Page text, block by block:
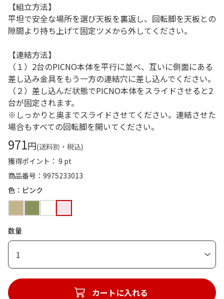
【組立方法】
平坦で安全な場所を選び天板を裏返し、回転脚を天板との
隙間より持ち上げて固定ツメから外してください。
【連結方法】
（１）2台のPICNO本体を平行に並べ、互いに側面にある
差し込み金具をもう一方の連結穴に差し込んでください。
（２）差し込んだ状態でPICNO本体をスライドさせると2
台が固定されます。
※しっかりと奥までスライドさせてください。連結させた
場合もすべての回転脚を開いてください。
971円(送料別・税込)
獲得ポイント： 9 pt
商品番号
9975233013
色：ピンク
数量
1
カートに入れる